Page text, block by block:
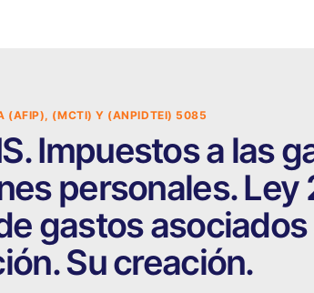
(AFIP), (MCTI) Y (ANPIDTEI) 5085
Impuestos a las
personales. Ley
gastos
Su creación.